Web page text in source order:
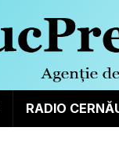
RADIO